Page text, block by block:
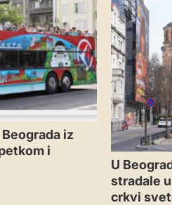
iz
i
U
stradale
crkvi